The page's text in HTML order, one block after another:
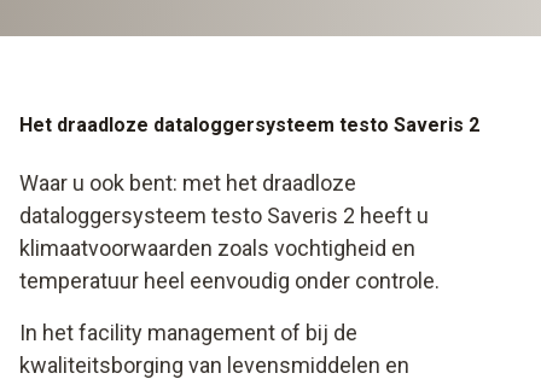
Het draadloze dataloggersysteem testo Saveris 2
Waar u ook bent: met het draadloze
dataloggersysteem testo Saveris 2 heeft u
klimaatvoorwaarden zoals vochtigheid en
temperatuur heel eenvoudig onder controle.
In het facility management of bij de
kwaliteitsborging van levensmiddelen en